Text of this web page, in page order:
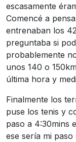
escasamente
Comencé a
entrenaban los
preguntaba si
probablemente
unos 140 o
última hora y
Finalmente los
puse los tenis y
paso a 4:30mins
ese sería mi